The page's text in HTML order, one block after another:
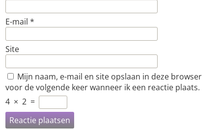
E-mail *
Site
Mijn naam, e-mail en site opslaan in deze browser
voor de volgende keer wanneer ik een reactie plaats.
4 × 2 =